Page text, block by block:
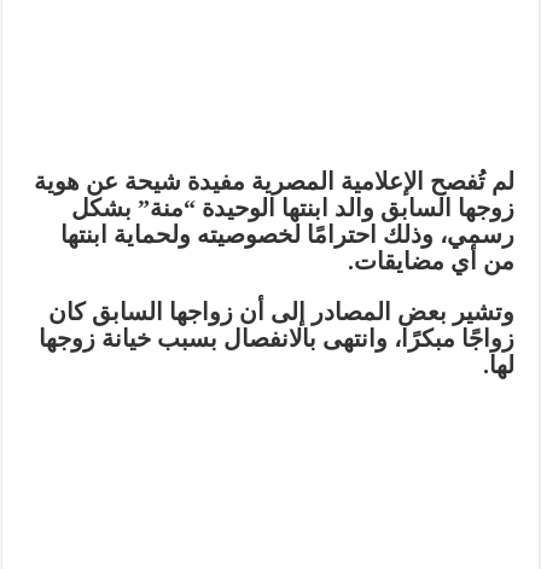
لم تُفصح الإعلامية المصرية مفيدة شيحة عن هوية
زوجها السابق والد ابنتها الوحيدة “منة” بشكل
رسمي، وذلك احترامًا لخصوصيته ولحماية ابنتها
من أي مضايقات.
وتشير بعض المصادر إلى أنزواجها السابق كان
زواجًا مبكرًا، وانتهى بالانفصال بسبب خيانة زوجها
لها.